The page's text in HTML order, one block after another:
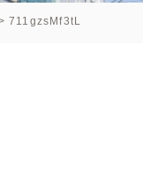
711gzsMf3tL